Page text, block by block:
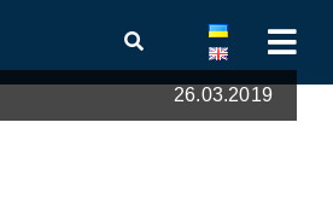
26.03.2019